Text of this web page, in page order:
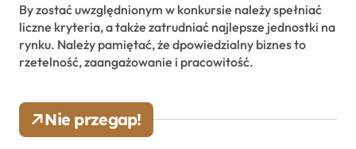
By zostać uwzględnionym w konkursie należy spełniać
liczne kryteria, a także zatrudniać najlepsze jednostki na
rynku. Należy pamiętać, że dpowiedzialny biznes to
rzetelność, zaangażowanie i pracowitość.
Nie przegap!